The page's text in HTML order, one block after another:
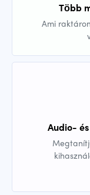
Több
Ami
Audio-